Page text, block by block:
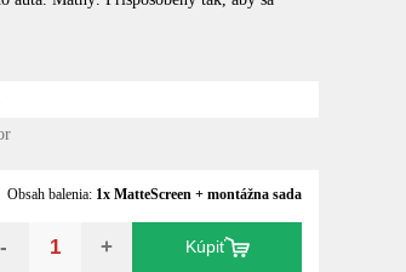
Obsah balenia: 1x MatteScreen + montážna sada
- + Kúpiť